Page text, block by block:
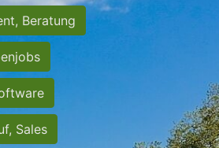
Beratung
Sales